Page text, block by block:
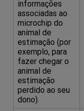
informações
associadas ao
microchip do
animal de
estimação (por
exemplo, para
fazer chegar o
animal de
estimação
perdido ao seu
dono).